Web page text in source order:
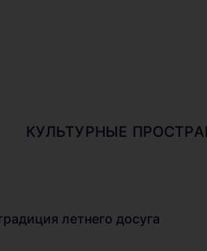
КУЛЬТУРНЫЕ
летнего досуга